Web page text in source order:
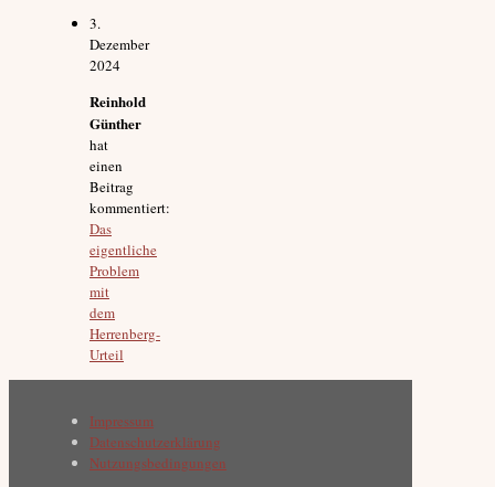
3.
Dezember
2024
Reinhold
Günther
hat
einen
Beitrag
kommentiert:
Das
eigentliche
Problem
mit
dem
Herrenberg-
Urteil
Impressum
Datenschutzerklärung
Nutzungsbedingungen